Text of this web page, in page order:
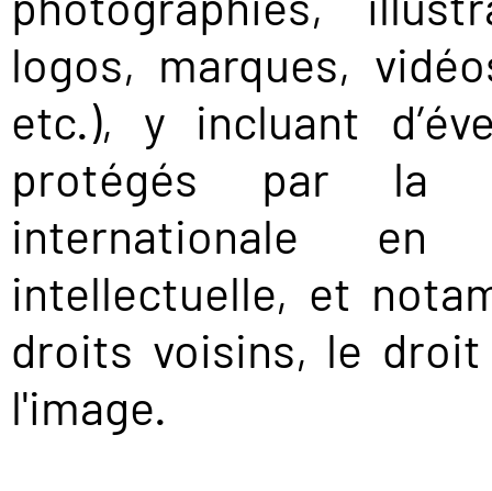
logos, marques,
etc.), y incluant
protégés par la
internationale
intellectuelle, et
droits voisins, le
l'image.